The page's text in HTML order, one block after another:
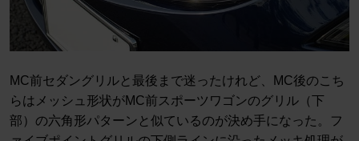
MC前セダングリルと最後まで迷ったけれど、MC後のこち
らはメッシュ形状がMC前スポーツワゴンのグリル（下
部）の六角形パターンと似ているのが決め手になった。フ